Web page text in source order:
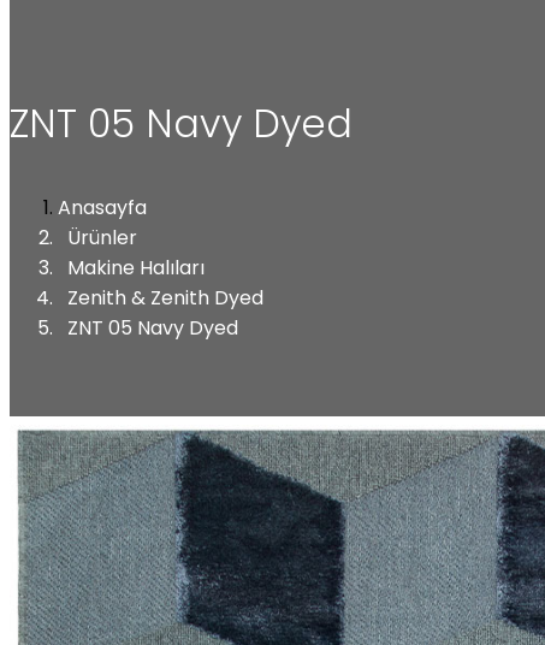
ZNT 05 Navy Dyed
Anasayfa
Ürünler
Makine Halıları
Zenith & Zenith Dyed
ZNT 05 Navy Dyed